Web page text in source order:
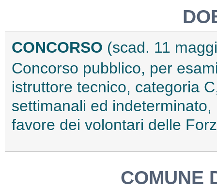
CONCORSO (scad. 11
Concorso pubblico, per
istruttore tecnico, categoria
settimanali ed
favore dei volontari delle
COMUNE